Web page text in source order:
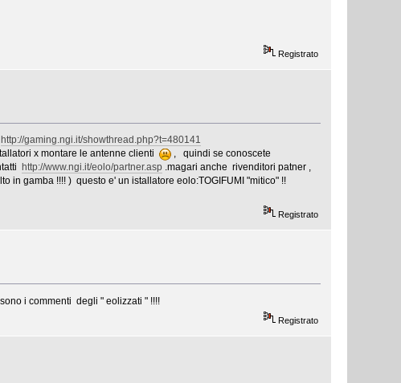
Registrato
http://gaming.ngi.it/showthread.php?t=480141
x montare le antenne clienti
, quindi se conoscete
http://www.ngi.it/eolo/partner.asp.magari anche rivenditori patner ,
gamba !!!! ) questo e' un istallatore eolo:TOGIFUMI "mitico" !!
Registrato
i commenti degli " eolizzati " !!!!
Registrato